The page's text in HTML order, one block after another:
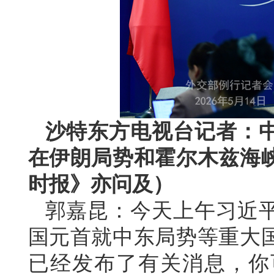
沙特东方电视台记者：
在伊朗局势和霍尔木兹海
时报》亦问及）
郭嘉昆：今天上午习近
国元首就中东局势等重大
已经发布了有关消息，